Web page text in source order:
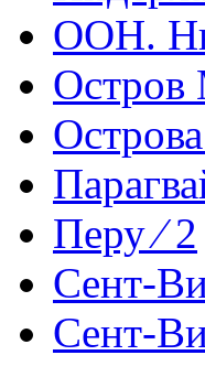
ООН.
Остров
Перу ⁄ 2
Сент-
Сент-